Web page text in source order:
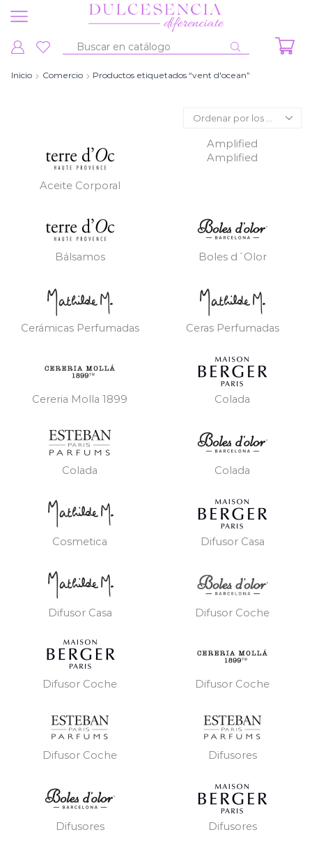
Entrada
búsqueda
Inicio Comercio Productos etiquetados “vent d'ocean”
Aceite Corporal
Amplified
Amplified
Bálsamos Boles d´Olor
Cerámicas Perfumadas Ceras Perfumadas
Cereria Molla 1899 Colada
Colada Colada
Cosmetica Difusor Casa
Difusor Casa Difusor Coche
Difusor Coche Difusor Coche
Difusor Coche Difusores
Difusores Difusores